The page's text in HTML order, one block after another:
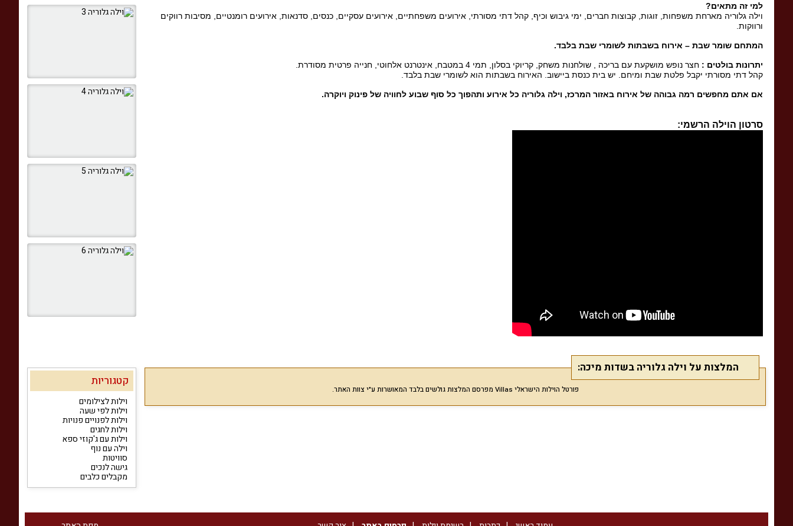
למי זה מתאים?
וילה גלוריה מארחת משפחות, זוגות, קבוצות חברים, ימי גיבוש וכיף, קהל דתי מסורתי, אירועים משפחתיים, אירועים עסקיים, כנסים, סדנאות, אירועים רומנטיים, מסיבות רווקים
ורווקות.
המתחם שומר שבת – אירוח בשבתות לשומרי שבת בלבד.
יתרונות בולטים : חצר נופש מושקעת עם בריכה , שולחנות משחק, קריוקי בסלון, תמי 4 במטבח, אינטרנט אלחוטי, חנייה פרטית מסודרת.
קהל דתי מסורתי יקבל פלטת שבת ומיחם. יש בית כנסת ביישוב. האירוח בשבתות הוא לשומרי שבת בלבד.
אם אתם מחפשים רמה גבוהה של אירוח באזור המרכז, וילה גלוריה כל אירוע ותהפוך כל סוף שבוע לחוויה של פינוק ויוקרה.
סרטון הוילה הרשמי:
המלצות על וילה גלוריה בשדות מיכה:
פורטל הוילות הישראלי Villas מפרסם המלצות גולשים בלבד המאושרות ע"י צוות האתר.
קטגוריות
וילות לצילומים
וילות לפי שעה
וילות לפנויים פנויות
וילות לחגים
וילות עם ג'קוזי ספא
וילה עם נוף
סוויטות
גישה לנכים
מקבלים כלבים